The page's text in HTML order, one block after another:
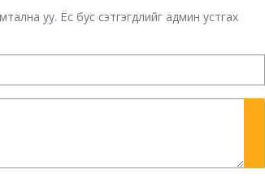
уу. Ёс бус сэтгэгдлийг админ устгах